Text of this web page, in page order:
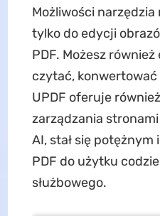
Możliwości
tylko do edycji
PDF. Możesz
czytać, konwertować
UPDF oferuje
zarządzania
AI, stał się
PDF do użytku
służbowego.